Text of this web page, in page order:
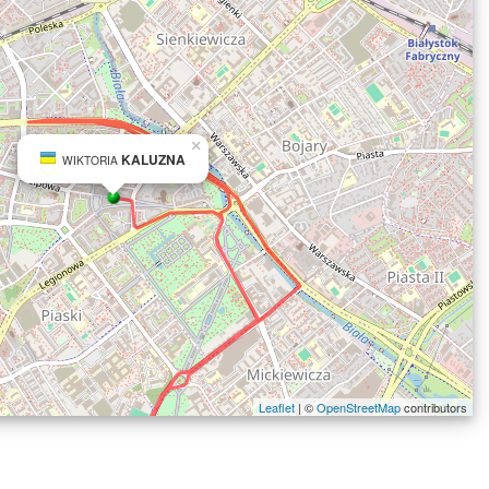
WIKTORIA KALUZNA
×
Leaflet| ©OpenStreetMapcontributors